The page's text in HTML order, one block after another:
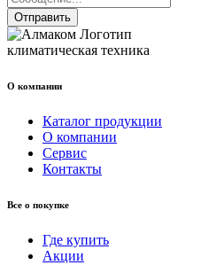
Отправить
климатическая техника
О компании
Каталог продукции
О компании
Сервис
Контакты
Все о покупке
Где купить
Акции